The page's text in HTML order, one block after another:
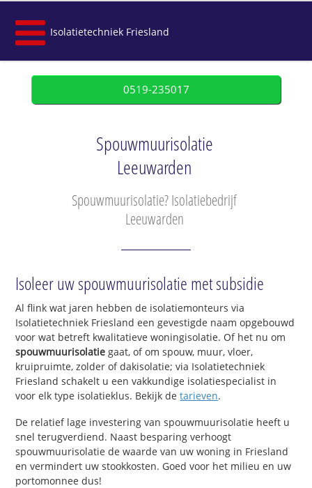
Isolatietechniek Friesland
0519-235017
Spouwmuurisolatie
Leeuwarden
Spouwmuurisolatie? Isolatiebedrijf
Leeuwarden
Isoleer uw spouwmuurisolatie met subsidie
Al flink wat jaren hebben de isolatiemonteurs via
Isolatietechniek Friesland een gevestigde naam opgebouwd
voor wat betreft kwalitatieve woningisolatie. Of het nu om
spouwmuurisolatie gaat, of om spouw, muur, vloer,
kruipruimte, zolder of dakisolatie; via Isolatietechniek
Friesland schakelt u een vakkundige isolatiespecialist in
voor elk type isolatieklus. Bekijk detarieven.
De relatief lage investering van spouwmuurisolatie heeft u
snel terugverdiend. Naast besparing verhoogt
spouwmuurisolatie de waarde van uw woning in Friesland
en vermindert uw stookkosten. Goed voor het milieu en uw
portomonnee dus!